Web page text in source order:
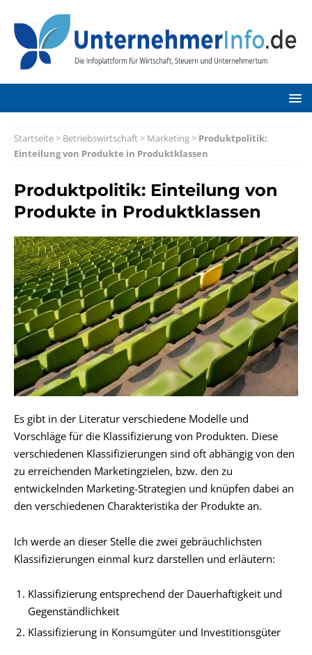
Startseite> Betriebswirtschaft> Marketing> Produktpolitik:
Einteilung von Produkte in Produktklassen
Produktpolitik: Einteilung von
Produkte in Produktklassen
Es gibt in der Literatur verschiedene Modelle und
Vorschläge für die Klassifizierung von Produkten. Diese
verschiedenen Klassifizierungen sind oft abhängig von den
zu erreichenden Marketingzielen, bzw. den zu
entwickelnden Marketing-Strategien und knüpfen dabei an
den verschiedenen Charakteristika der Produkte an.
Ich werde an dieser Stelle die zwei gebräuchlichsten
Klassifizierungen einmal kurz darstellen und erläutern:
Klassifizierung entsprechend der Dauerhaftigkeit und
Gegenständlichkeit
Klassifizierung in Konsumgüter und Investitionsgüter